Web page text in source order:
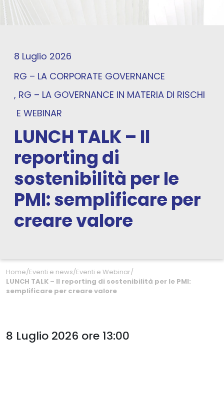
8 Luglio 2026
RG – LA CORPORATE GOVERNANCE
, RG – LA GOVERNANCE IN MATERIA DI RISCHI
E WEBINAR
LUNCH TALK – Il
reporting di
sostenibilità per le
PMI: semplificare per
creare valore
Home/Eventi e news/Eventi e Webinar/
LUNCH TALK – Il reporting di sostenibilità per le PMI:
semplificare per creare valore
8 Luglio 2026 ore 13:00